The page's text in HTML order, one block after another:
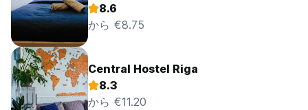
8.6
から €8.75
Central Hostel Riga
8.3
から €11.20